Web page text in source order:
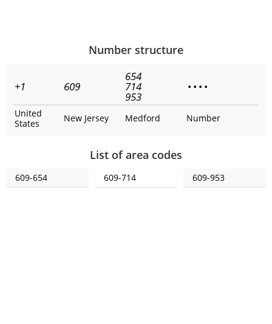
Number structure
+1 609
654
714
953
• • • •
United
States
New Jersey Medford Number
List of area codes
609-654 609-714 609-953